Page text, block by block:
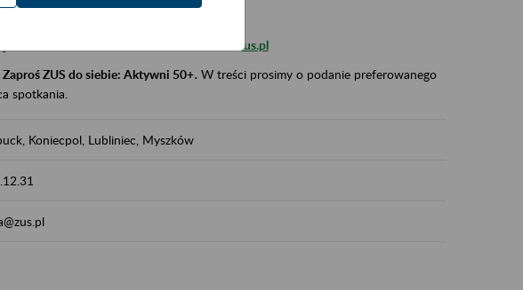
zus.szkolenia.czewa@zus.pl
Zaproś ZUS do siebie: Aktywni 50+. W treści prosimy o podanie preferowanego
spotkania.
Koniecpol, Lubliniec, Myszków